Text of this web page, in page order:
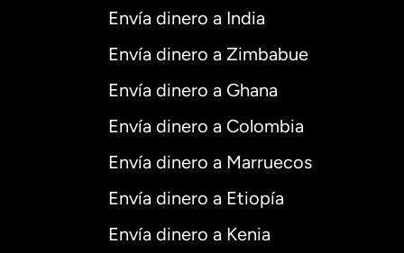
Envía dinero a India
Envía dinero a Zimbabue
Envía dinero a Ghana
Envía dinero a Colombia
Envía dinero a Marruecos
Envía dinero a Etiopía
Envía dinero a Kenia